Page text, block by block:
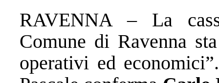
RAVENNA – La
Comune di Ravenna
operativi ed